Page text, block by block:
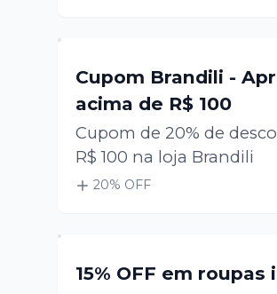
Cupom Brandili -
acima de R$ 100
Cupom de 20% de
R$ 100 na loja Brandili
20% OFF
15% OFF em roupas